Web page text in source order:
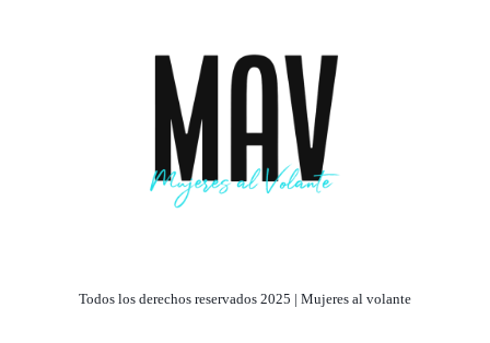
Todos los derechos reservados 2025 | Mujeres al volante